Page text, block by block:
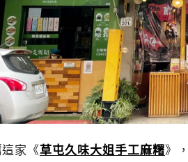
這家《草屯久味大姐手工麻糬》